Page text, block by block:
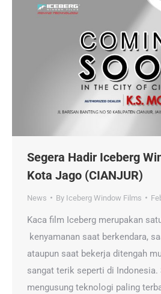
Segera Hadir Iceberg
Kota Jago (CIANJUR)
News By Iceberg Window Films
Kaca film Iceberg merupakan
kenyamanan saat berkendara,
ataupun saat bekerja ditengah
sangat terik seperti di Indonesia.
mengusung teknologi paling